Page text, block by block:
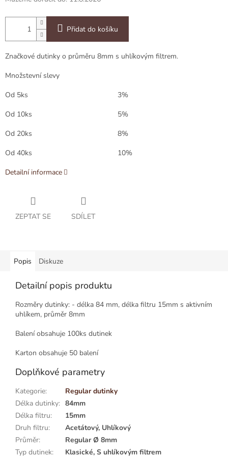
Přidat do košíku
Značkové dutinky o průměru 8mm s uhlíkovým filtrem.
Množstevní slevy
Od 5ks
3%
Od 10ks
5%
Od 20ks
8%
Od 40ks
10%
Detailní informace
ZEPTAT SE SDÍLET
Popis Diskuze
Detailní popis produktu
Rozměry dutinky: - délka 84 mm, délka filtru 15mm s aktivním
uhlíkem, průměr 8mm
Balení obsahuje 100ks dutinek
Karton obsahuje 50 balení
Doplňkové parametry
Kategorie:
Regular dutinky
Délka dutinky: 84mm
Délka filtru:
15mm
Druh filtru:
Acetátový, Uhlíkový
Průměr:
Regular Ø 8mm
Typ dutinek: Klasické, S uhlíkovým filtrem